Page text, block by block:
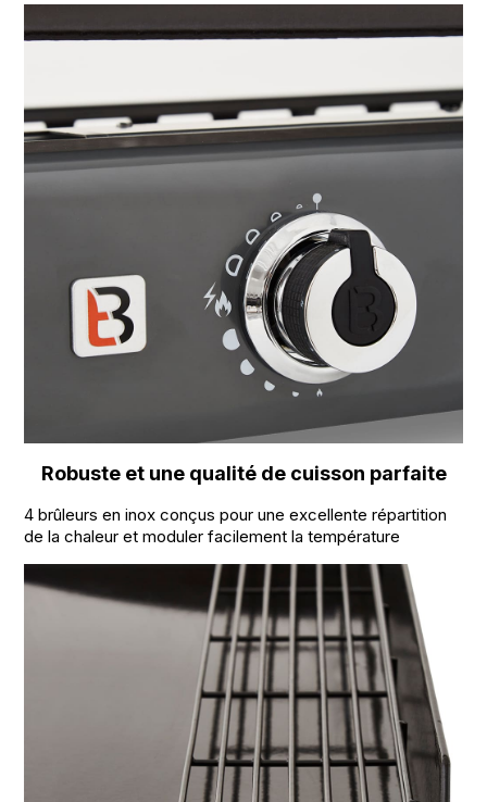
Robuste et une qualité de cuisson parfaite
4 brûleurs en inox conçus pour une excellente répartition
de la chaleur et moduler facilement la température